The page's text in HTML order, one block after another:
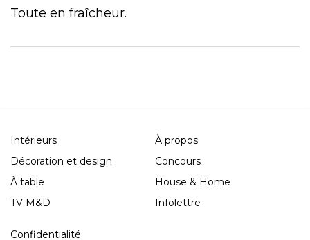
Toute en fraîcheur.
Intérieurs
Décoration et design
À table
TV M&D
À propos
Concours
House & Home
Infolettre
Confidentialité